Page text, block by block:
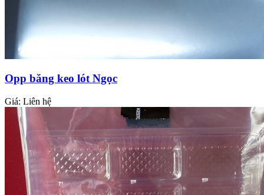
Opp băng keo lót Ngọc
Giá: Liên hệ